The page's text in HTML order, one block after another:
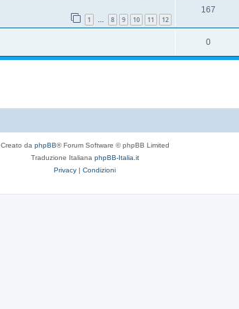
s
s
p
1 … 8 9 10 11 12
167R
i
p
e
0R
i
s
Creato da phpBB® Forum Software © phpBB Limited
Traduzione Italiana phpBB-Italia.it
Privacy | Condizioni